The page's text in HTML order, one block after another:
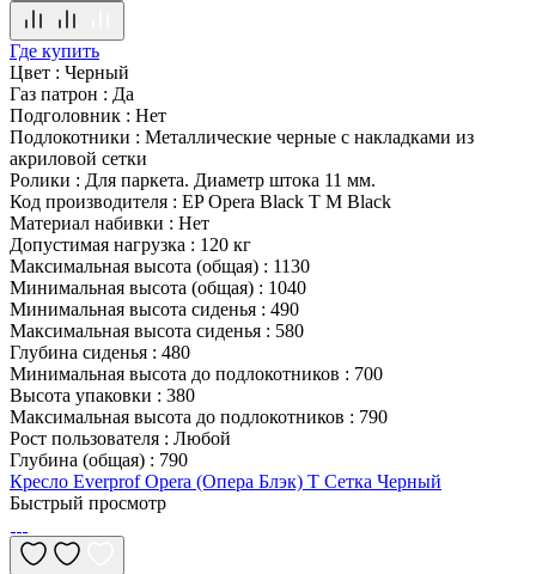
Где купить
Цвет : Черный
Газ патрон : Да
Подголовник : Нет
Подлокотники : Металлические черные с накладками из
акриловой сетки
Ролики : Для паркета. Диаметр штока 11 мм.
Код производителя : EP Opera Black T M Black
Материал набивки : Нет
Допустимая нагрузка : 120 кг
Максимальная высота (общая) : 1130
Минимальная высота (общая) : 1040
Минимальная высота сиденья : 490
Максимальная высота сиденья : 580
Глубина сиденья : 480
Минимальная высота до подлокотников : 700
Высота упаковки : 380
Максимальная высота до подлокотников : 790
Рост пользователя : Любой
Глубина (общая) : 790
Кресло Everprof Opera (Опера Блэк) T Сетка Черный
Быстрый просмотр